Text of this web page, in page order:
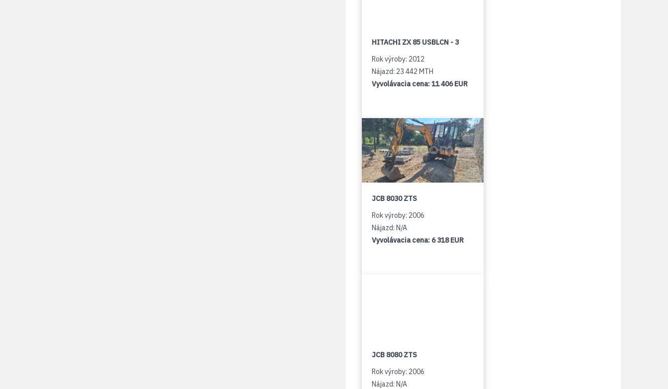
HITACHI ZX 85 USBLCN - 3
Rok výroby: 2012
Nájazd: 23 442 MTH
Vyvolávacia cena:11 406 EUR
JCB 8030 ZTS
Rok výroby: 2006
Nájazd: N/A
Vyvolávacia cena: 6 318 EUR
JCB 8080 ZTS
Rok výroby: 2006
Nájazd: N/A